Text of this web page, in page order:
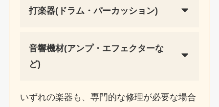
打楽器(ドラム・パーカッション)
音響機材(アンプ・エフェクターな
ど)
いずれの楽器も、専門的な修理が必要な場合